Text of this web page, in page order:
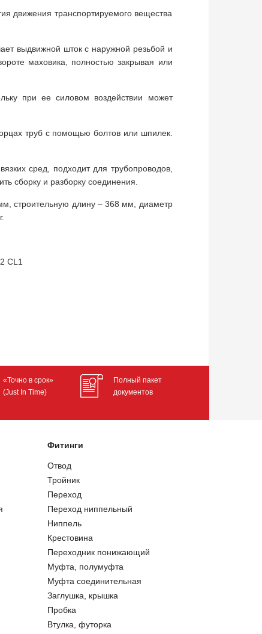
движения транспортируемого вещества
выдвижной шток с наружной резьбой и
маховика, полностью закрывая или
при ее силовом воздействии может
труб с помощью болтов или шпилек.
сред, подходит для трубопроводов,
сборку и разборку соединения.
строительную длину – 368 мм, диаметр
CL1
«Точно в срок»
(Just In Time)
Полный пакет
документов
Фитинги
Отвод
Тройник
Переход
Переход ниппельный
Ниппель
Крестовина
Переходник понижающий
Муфта, полумуфта
Муфта соединительная
Заглушка, крышка
Пробка
Втулка, футорка